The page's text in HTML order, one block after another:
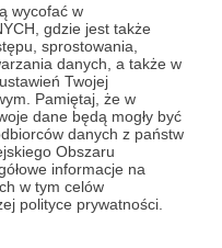
wycofać w
gdzie jest także
sprostowania,
danych, a także w
Twojej
Pamiętaj, że w
dane będą mogły być
danych z państw
Obszaru
informacje na
w tym celów
polityce prywatności.
elektroniczny